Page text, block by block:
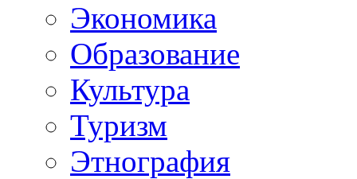
Экономика
Образование
Культура
Туризм
Этнография